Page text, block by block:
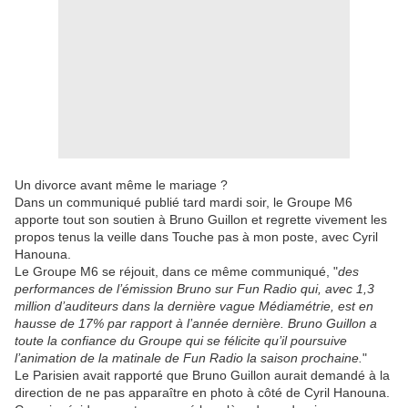
Un divorce avant même le mariage ?
Dans un communiqué publié tard mardi soir, le Groupe M6
apporte tout son soutien à Bruno Guillon et regrette vivement les
propos tenus la veille dans Touche pas à mon poste, avec Cyril
Hanouna.
Le Groupe M6 se réjouit, dans ce même communiqué, "des
performances de l’émission Bruno sur Fun Radio qui, avec 1,3
million d’auditeurs dans la dernière vague Médiamétrie, est en
hausse de 17% par rapport à l’année dernière. Bruno Guillon a
toute la confiance du Groupe qui se félicite qu’il poursuive
l’animation de la matinale de Fun Radio la saison prochaine. "
Le Parisien avait rapporté que Bruno Guillon aurait demandé à la
direction de ne pas apparaître en photo à côté de Cyril Hanouna.